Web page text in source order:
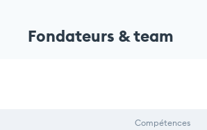
Fondateurs & team
Compétences